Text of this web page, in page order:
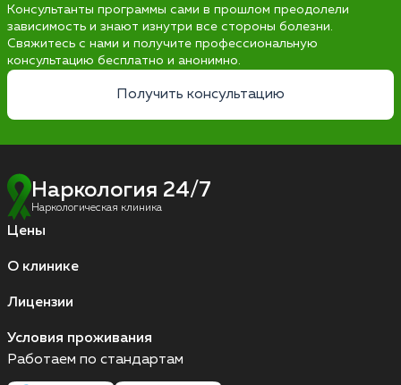
Консультанты программы сами в прошлом преодолели
зависимость и знают изнутри все стороны болезни.
Свяжитесь с нами и получите профессиональную
консультацию бесплатно и анонимно.
Получить консультацию
Наркология 24/7
Наркологическая клиника
Цены
О клинике
Лицензии
Условия проживания
Работаем по стандартам